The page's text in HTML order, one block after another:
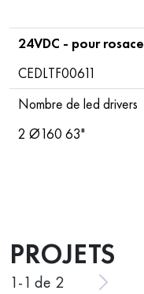
24VDC - pour
CEDLTF00611
Nombre de led drivers
2 Ø160 63"
PROJETS
1-1 de 2